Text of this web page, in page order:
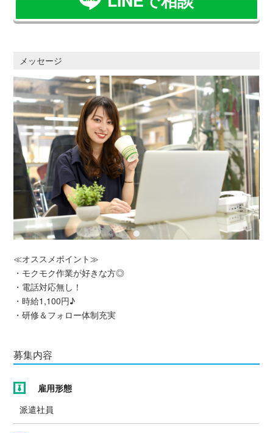
メッセージ
≪オススメポイント≫
・モクモク作業が好きな方◎
・電話対応無し！
・時給1,100円♪
・研修＆フォロー体制充実
募集内容
雇用形態
派遣社員